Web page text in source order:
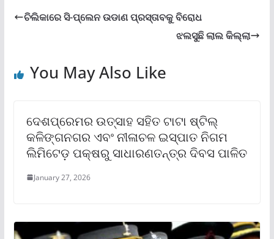
ଚିଲିକାରେ ସି-ପ୍ଲେନ ଉଡାଣ ପ୍ରସ୍ତାବକୁ ବିରୋଧ
ଝଲସୁଛି ଲାଲ କିଲ୍ଲା
You May Also Like
ଦେଶପ୍ରେମର ଉତ୍ସାହ ସହିତ ଟାଟା ଷ୍ଟିଲ୍
କଳିଙ୍ଗନଗର ଏବଂ ନୀଳାଚଳ ଇସ୍ପାତ ନିଗମ
ଲିମିଟେଡ଼ ପକ୍ଷରୁ ସାଧାରଣତନ୍ତ୍ର ଦିବସ ପାଳିତ
January 27, 2026